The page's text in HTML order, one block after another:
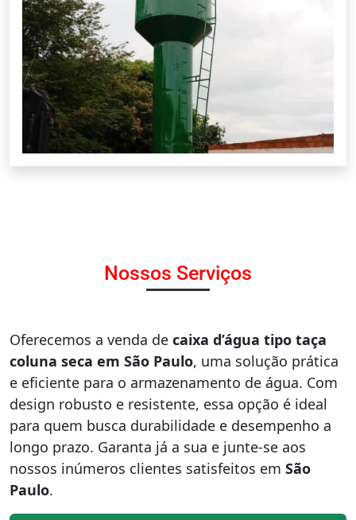
Nossos Serviços
Oferecemos a venda de caixa d’água tipo taça
coluna seca em São Paulo, uma solução prática
e eficiente para o armazenamento de água. Com
design robusto e resistente, essa opção é ideal
para quem busca durabilidade e desempenho a
longo prazo. Garanta já a sua e junte-se aos
nossos inúmeros clientes satisfeitos em São
Paulo.